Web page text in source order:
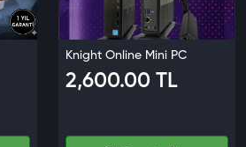
Knight Online Mini PC
2,600.00 TL